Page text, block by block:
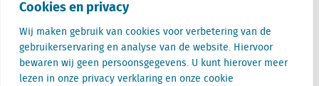
Cookies en privacy
Wij maken gebruik van cookies voor verbetering van de
gebruikerservaring en analyse van de website. Hiervoor
bewaren wij geen persoonsgegevens. U kunt hierover meer
lezen in onze privacy verklaring en onze cookie
Cantersteen 47
1000 Brussel